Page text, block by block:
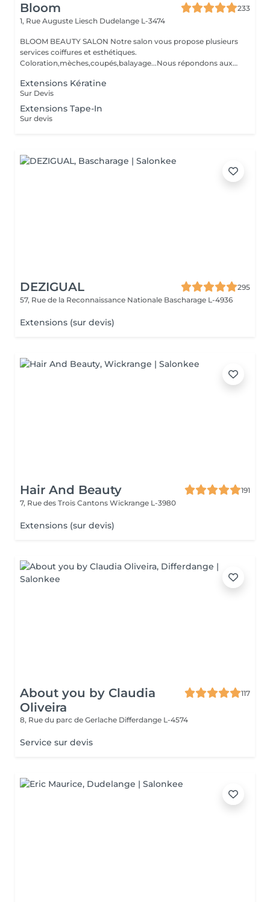
Bloom
233
1, Rue Auguste Liesch Dudelange L-3474
BLOOM BEAUTY SALON Notre salon vous propose plusieurs
services coiffures et esthétiques.
Coloration,mèches,coupés,balayage...Nous répondons aux
Extensions Kératine
Sur Devis
Extensions Tape-In
Sur devis
DEZIGUAL
295
57, Rue de la Reconnaissance Nationale Bascharage L-4936
Extensions (sur devis)
Hair And Beauty
191
7, Rue des Trois Cantons Wickrange L-3980
Extensions (sur devis)
About you by Claudia
Oliveira
117
8, Rue du parc de Gerlache Differdange L-4574
Service sur devis